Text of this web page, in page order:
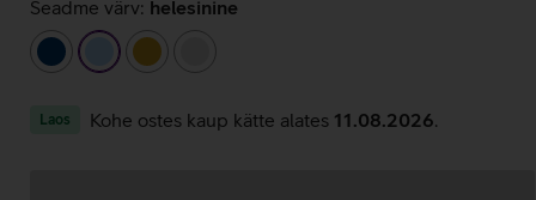
Seadme värv: helesinine
tumesininehelesininekuldne
Laos Kohe ostes kaup kätte alates 11.08.2026